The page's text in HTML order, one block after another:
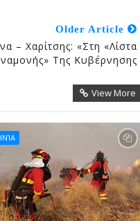
Older Article
– Χαρίτσης: «Στη «λίστα
Της Κυβέρνησης
View More